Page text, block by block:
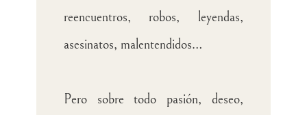
reencuentros, robos, leyendas,
asesinatos, malentendidos…
Pero sobre todo pasión, deseo,